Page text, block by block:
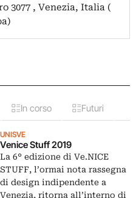
3077 , Venezia, Italia (
In corso Futuri
UNISVE
Venice Stuff 2019
La 6° edizione di Ve.NICE
STUFF, l’ormai nota rassegna
di design indipendente a
Venezia, ritorna all’interno di